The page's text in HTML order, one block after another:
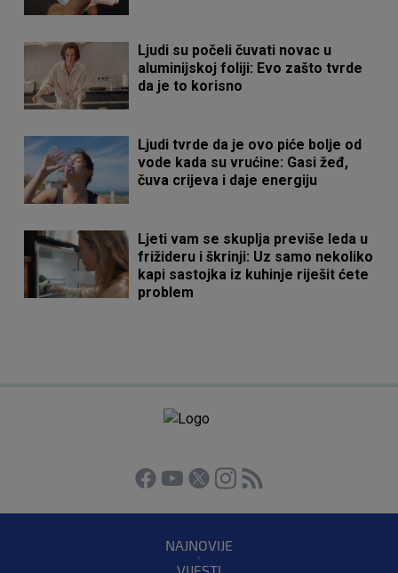
Ljudi su počeli čuvati novac u
aluminijskoj foliji: Evo zašto tvrde
da je to korisno
Ljudi tvrde da je ovo piće bolje od
vode kada su vrućine: Gasi žeđ,
čuva crijeva i daje energiju
Ljeti vam se skuplja previše leda u
frižideru i škrinji: Uz samo nekoliko
kapi sastojka iz kuhinje riješit ćete
problem
NAJNOVIJE